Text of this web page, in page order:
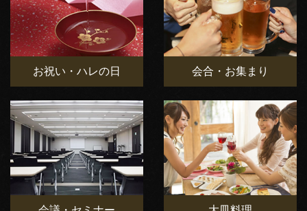
お祝い・ハレの日 会合・お集まり